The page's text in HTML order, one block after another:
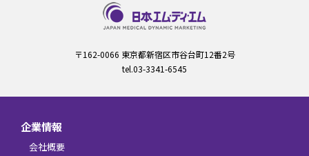
〒162-0066 東京都新宿区市谷台町12番2号
tel.03-3341-6545
企業情報
会社概要